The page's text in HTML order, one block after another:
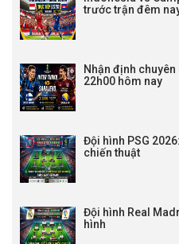
trước trận đêm
Nhận định
22h00 hôm nay
Đội hình PSG
chiến thuật
Đội hình Real
hình